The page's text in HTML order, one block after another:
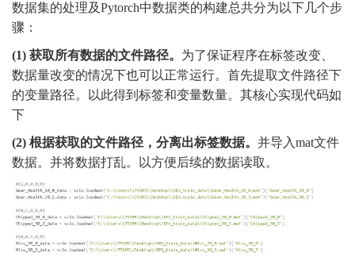
数据集的处理及Pytorch中数据类的构建总共分为以下几个步
骤：
(1) 获取所有数据的文件路径。 为了保证程序在标签改变、
数据量改变的情况下也可以正常运行。首先提取文件路径下
的变量路径。以此得到标签和变量数量。其核心实现代码如
下
(2) 根据获取的文件路径，分离出标签数据。 并导入mat文件
数据。并将数据打乱。以方便后续的数据读取。